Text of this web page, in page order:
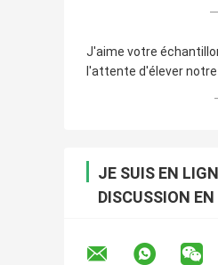
J'aime votre
l'attente d'élever
JE SUIS EN
DISCUSSION